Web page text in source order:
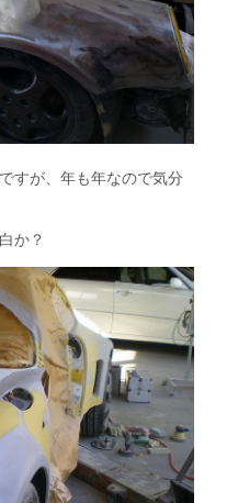
すが、年も年なので気分
か？